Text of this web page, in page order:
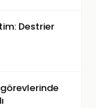
Destrier